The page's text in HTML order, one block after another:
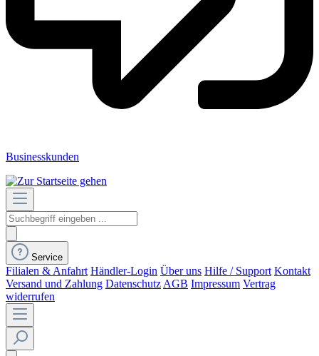
Businesskunden
Service
Filialen & Anfahrt Händler-Login Über uns Hilfe / Support Kontakt
Versand und Zahlung Datenschutz AGB Impressum Vertrag
widerrufen